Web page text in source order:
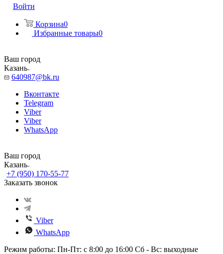
Войти
Корзина0
Избранные товары0
Ваш город
Казань
640987@bk.ru
Вконтакте
Telegram
Viber
Viber
WhatsApp
Ваш город
Казань
+7 (950) 170-55-77
Заказать звонок
Viber
WhatsApp
Режим работы: Пн-Пт: с 8:00 до 16:00 Сб - Вс: выходные